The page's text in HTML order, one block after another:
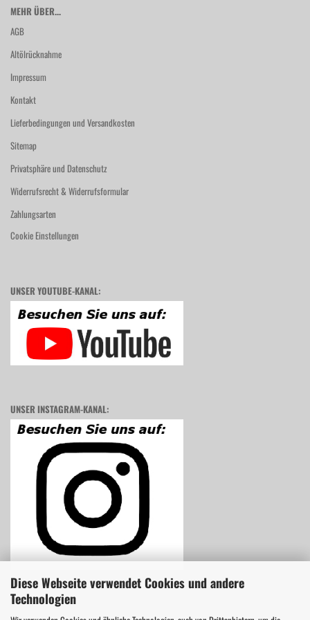
Diese Webseite verwendet Cookies und andere
Technologien
MEHR ÜBER...
AGB
Altölrücknahme
Impressum
Kontakt
Lieferbedingungen und Versandkosten
Sitemap
Privatsphäre und Datenschutz
Widerrufsrecht & Widerrufsformular
Zahlungsarten
Cookie Einstellungen
UNSER YOUTUBE-KANAL:
UNSER INSTAGRAM-KANAL: